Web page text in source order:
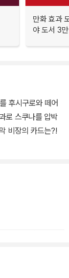
만화 효과
야 도서 3
후시구로와 떼어
로 스쿠나를 압박
비장의 카드는?!